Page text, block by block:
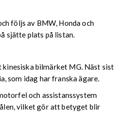
följs av BMW, Honda och
sjätte plats på listan.
kinesiska bilmärket MG. Näst sist
som idag har franska ägare.
och assistanssystem
vilket gör att betyget blir